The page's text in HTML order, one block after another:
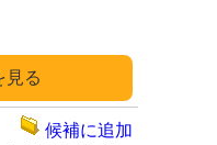
候補に追加